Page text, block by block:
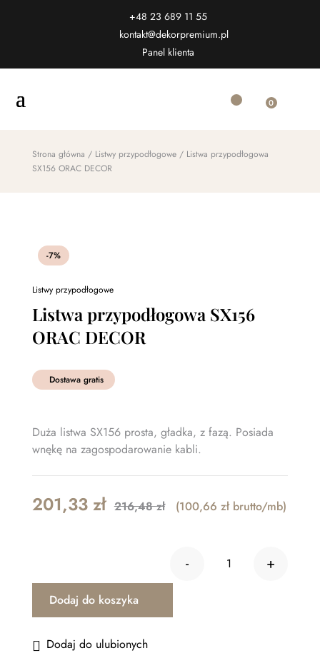
+48 23 689 11 55
kontakt@dekorpremium.pl
Panel klienta
0
Strona główna / Listwy przypodłogowe/ Listwa przypodłogowa
SX156 ORAC DECOR
-7%
Listwy przypodłogowe
Listwa przypodłogowa SX156
ORAC DECOR
Dostawa gratis
Duża listwa SX156 prosta, gładka, z fazą. Posiada
wnękę na zagospodarowanie kabli.
216,48zł
Original
216,48 zł.
201,33 zł
Current
201,33 zł.
(100,66 zł brutto/mb)
ilość Listwa
- +
Dodaj do koszyka
Dodaj do ulubionych